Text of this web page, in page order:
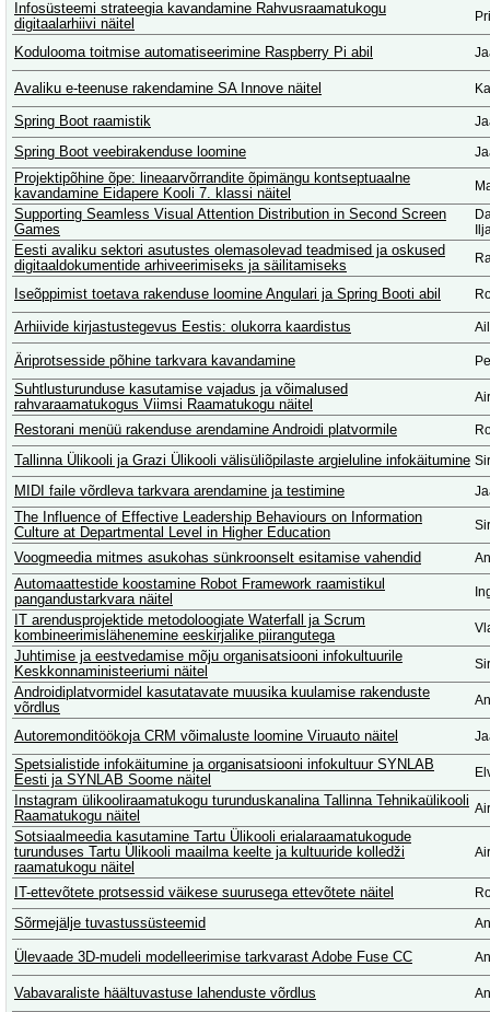
Infosüsteemi strateegia kavandamine Rahvusraamatukogu
digitaalarhiivi näitel
Kodulooma toitmise automatiseerimine Raspberry Pi abil
Avaliku e-teenuse rakendamine SA Innove näitel
Spring Boot raamistik
Spring Boot veebirakenduse loomine
Projektipõhine õpe: lineaarvõrrandite õpimängu kontseptuaalne
kavandamine Eidapere Kooli 7. klassi näitel
Supporting Seamless Visual Attention Distribution in Second Screen
Games
Eesti avaliku sektori asutustes olemasolevad teadmised ja oskused
digitaaldokumentide arhiveerimiseks ja säilitamiseks
Iseõppimist toetava rakenduse loomine Angulari ja Spring Booti abil
Arhiivide kirjastustegevus Eestis: olukorra kaardistus
Äriprotsesside põhine tarkvara kavandamine
Suhtlusturunduse kasutamise vajadus ja võimalused
rahvaraamatukogus Viimsi Raamatukogu näitel
Restorani menüü rakenduse arendamine Androidi platvormile
Tallinna Ülikooli ja Grazi Ülikooli välisüliõpilaste argieluline infokäitumine
MIDI faile võrdleva tarkvara arendamine ja testimine
The Influence of Effective Leadership Behaviours on Information
Culture at Departmental Level in Higher Education
Voogmeedia mitmes asukohas sünkroonselt esitamise vahendid
Automaattestide koostamine Robot Framework raamistikul
pangandustarkvara näitel
IT arendusprojektide metodoloogiate Waterfall ja Scrum
kombineerimislähenemine eeskirjalike piirangutega
Juhtimise ja eestvedamise mõju organisatsiooni infokultuurile
Keskkonnaministeeriumi näitel
Androidiplatvormidel kasutatavate muusika kuulamise rakenduste
võrdlus
Autoremonditöökoja CRM võimaluste loomine Viruauto näitel
Spetsialistide infokäitumine ja organisatsiooni infokultuur SYNLAB
Eesti ja SYNLAB Soome näitel
Instagram ülikooliraamatukogu turunduskanalina Tallinna Tehnikaülikooli
Raamatukogu näitel
Sotsiaalmeedia kasutamine Tartu Ülikooli erialaraamatukogude
turunduses Tartu Ülikooli maailma keelte ja kultuuride kolledži
raamatukogu näitel
IT-ettevõtete protsessid väikese suurusega ettevõtete näitel
Sõrmejälje tuvastussüsteemid
Ülevaade 3D-mudeli modelleerimise tarkvarast Adobe Fuse CC
Vabavaraliste häältuvastuse lahenduste võrdlus